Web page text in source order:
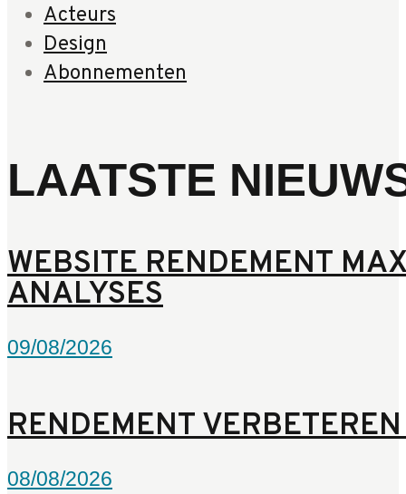
Acteurs
Design
Abonnementen
LAATSTE
WEBSITE RENDEMENT
ANALYSES
09/08/2026
RENDEMENT
08/08/2026